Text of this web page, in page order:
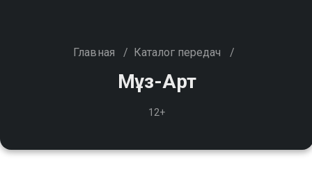
Главная / Каталог передач /
Мұз-Арт
12+